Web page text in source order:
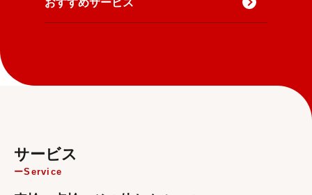
おすすめサービス
サービス
Service